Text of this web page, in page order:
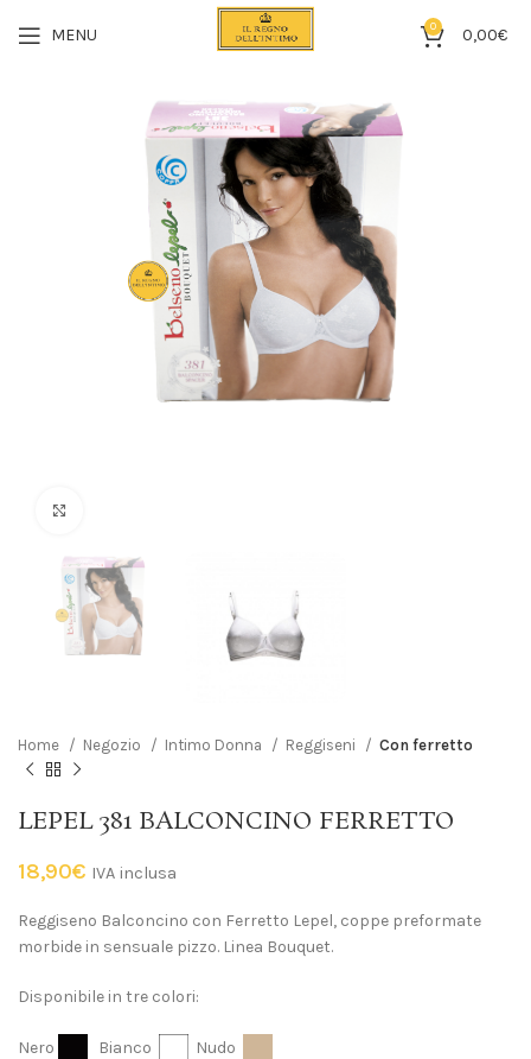
MENU 0 0,00€
Home Negozio Intimo Donna Reggiseni Con ferretto
LEPEL 381 BALCONCINO FERRETTO
18,90€ IVA inclusa
Reggiseno Balconcino con Ferretto Lepel, coppe preformate
morbide in sensuale pizzo. Linea Bouquet.
Disponibile in tre colori:
Nero Bianco Nudo